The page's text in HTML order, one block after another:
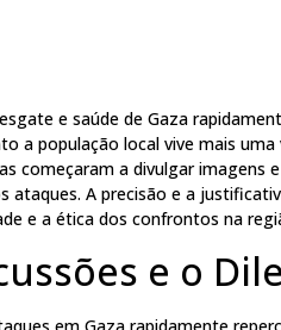
e saúde de Gaza
a população local vive mais
começaram a divulgar
ataques. A precisão e a
e a ética dos confrontos na
e o
em Gaza rapidamente